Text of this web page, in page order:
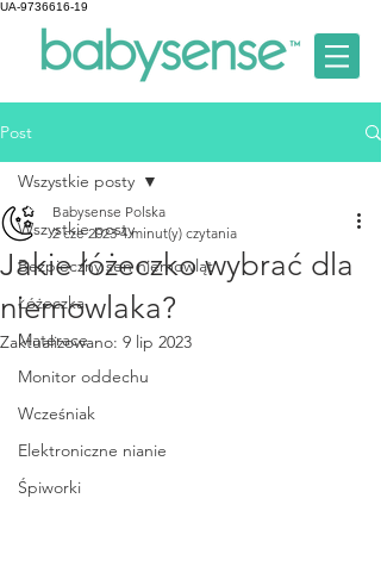
UA-9736616-19
Post
Wszystkie posty
Bezpieczny sen niemowląt
Łóżeczka
Materace
Monitor oddechu
Wcześniak
Elektroniczne nianie
Śpiworki
Wszystkie posty
Jakie łóżeczko wybrać dla
niemowlaka?
Babysense Polska
2 cze 2023 4 minut(y) czytania
Zaktualizowano: 9 lip 2023